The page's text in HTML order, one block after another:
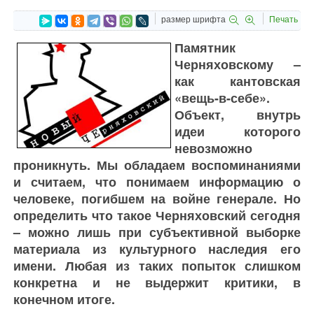
размер шрифта Печать
Памятник
Черняховскому –
как кантовская
«вещь-в-себе».
Объект, внутрь
идеи которого
невозможно
проникнуть. Мы обладаем воспоминаниями
и считаем, что понимаем информацию о
человеке, погибшем на войне генерале. Но
определить что такое Черняховский сегодня
– можно лишь при субъективной выборке
материала из культурного наследия его
имени. Любая из таких попыток слишком
конкретна и не выдержит критики, в
конечном итоге.